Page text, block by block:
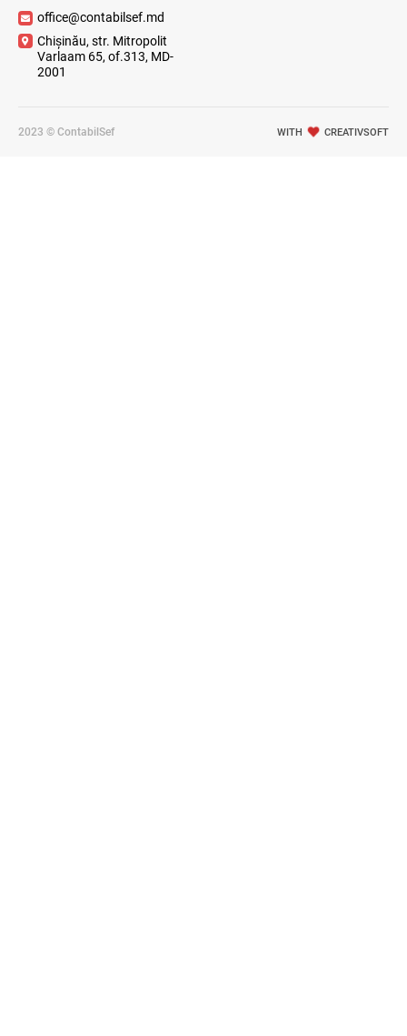
office@contabilsef.md
Chișinău, str. Mitropolit
Varlaam 65, of.313, MD-
2001
2023 © ContabilSef WITH CREATIVSOFT